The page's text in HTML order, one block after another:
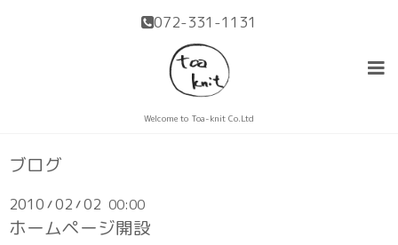
072-331-1131
Welcome to Toa-knit Co.Ltd
ブログ
2010 /02 /02 00:00
ホームページ開設